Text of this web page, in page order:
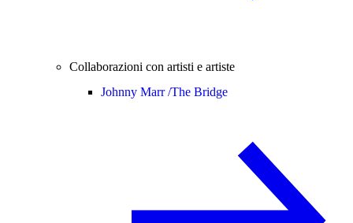
Collaborazioni con artisti e artiste
Johnny Marr /The Bridge